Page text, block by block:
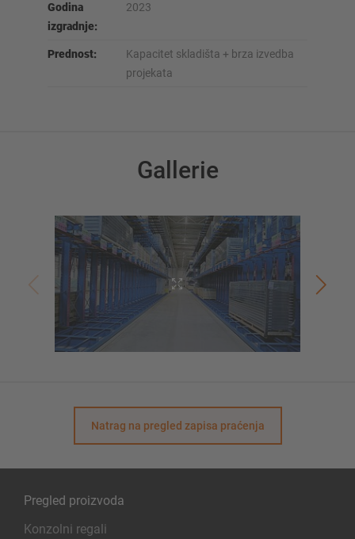
Godina
izgradnje:
2023
Prednost:
Kapacitet skladišta + brza izvedba
projekata
Gallerie
Natrag na pregled zapisa praćenja
Pregled proizvoda
Konzolni regali